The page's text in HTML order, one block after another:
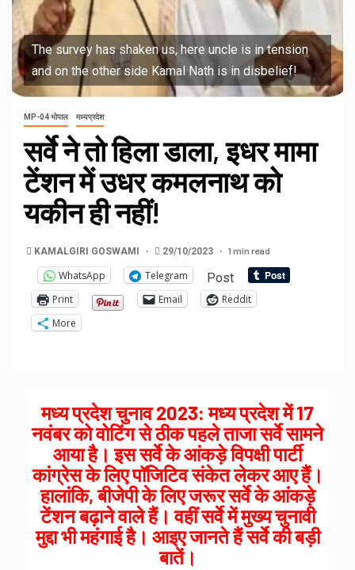
The survey has shaken us, here uncle is in tension
and on the other side Kamal Nath is in disbelief!
MP-04 भोपाल मध्यप्रदेश
सर्वे ने तो हिला डाला, इधर मामा
टेंशन में उधर कमलनाथ को
यकीन ही नहीं!
KAMALGIRI GOSWAMI 29/10/2023 1 min read
WhatsApp Telegram Post
Print Email
Reddit
More
मध्य प्रदेश चुनाव 2023: मध्य प्रदेश में 17
नवंबर को वोटिंग से ठीक पहले ताजा सर्वे सामने
आया है। इस सर्वे के आंकड़े विपक्षी पार्टी
कांग्रेस के लिए पॉजिटिव संकेत लेकर आए हैं।
हालांकि, बीजेपी के लिए जरूर सर्वे के आंकड़े
टेंशन बढ़ाने वाले हैं। वहीं सर्वे में मुख्य चुनावी
मुद्दा भी महंगाई है। आइए जानते हैं सर्वे की बड़ी
बातें।